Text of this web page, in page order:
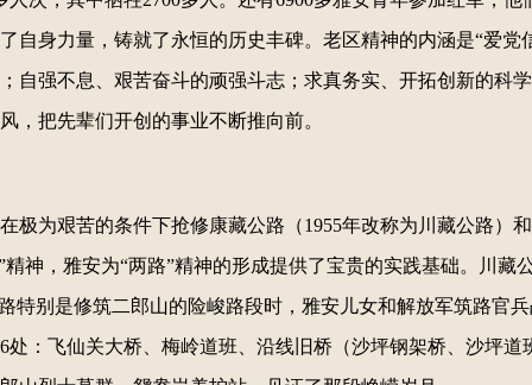
自身力量，铸就了永恒的历史丰碑。老区精神的内涵是“爱
自强不息、艰苦奋斗的顽强斗志；求真务实、开拓创新的科
，把先辈们开创的事业不断推向前。
极为艰苦的条件下抢修康藏公路（1955年改称为川藏公路）
神，雅安为“两路”精神的形成提供了宝贵的实践基础。川
特别是修筑二郎山的险峻路段时，雅安儿女和解放军筑路官
：飞仙关大桥、梅岭道班、沿线旧桥（沙坪钢架桥、沙坪